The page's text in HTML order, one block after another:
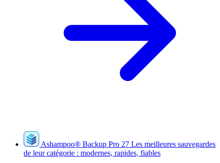
Ashampoo® Backup Pro 27 Les meilleures sauvegardes
de leur catégorie : modernes, rapides, fiables